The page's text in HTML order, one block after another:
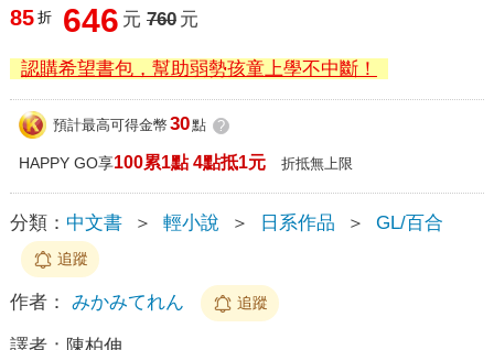
85 折 646 元 760 元
認購希望書包，幫助弱勢孩童上學不中斷！
預計最高可得金幣 30點 ?
HAPPY GO享100累1點 4點抵1元 折抵無上限
分類： 中文書 ＞ 輕小說 ＞ 日系作品 ＞ GL/百合
追蹤
作者： みかみてれん 追蹤
譯者： 陳柏伸